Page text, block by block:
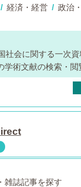
/ 経済・経営 / 政治
社会に関する一次
学術文献の検索・閲
雑誌記事を探す